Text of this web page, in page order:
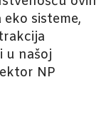
sisteme,
u našoj
NP